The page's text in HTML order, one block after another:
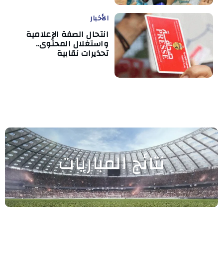
الأخبار
انتحال الصفة الإعلامية
واستغلال المحتوى..
تحذيرات نقابية
نتائج المباريات